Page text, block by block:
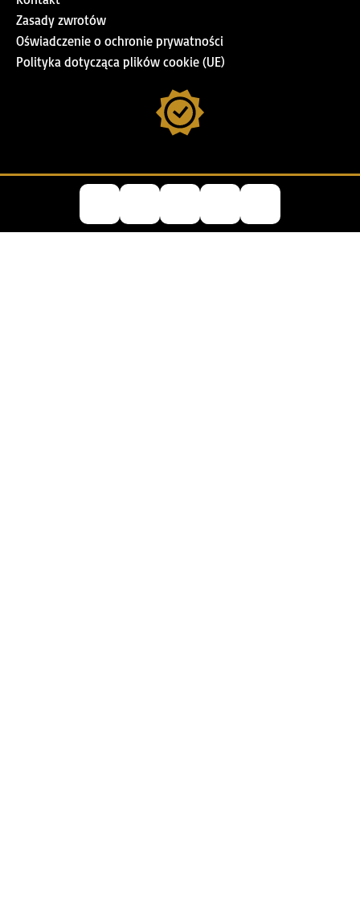
Zasady zwrotów
Oświadczenie o ochronie prywatności
Polityka dotycząca plików cookie (UE)